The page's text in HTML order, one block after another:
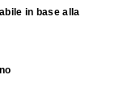
in base alla